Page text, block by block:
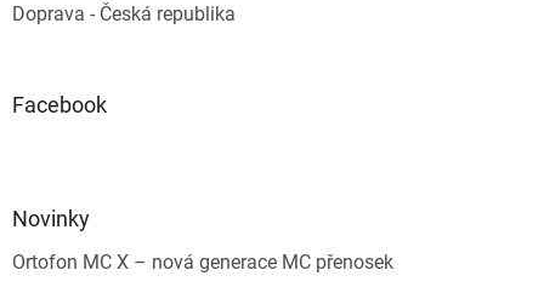
Doprava - Česká republika
Facebook
Novinky
Ortofon MC X – nová generace MC přenosek